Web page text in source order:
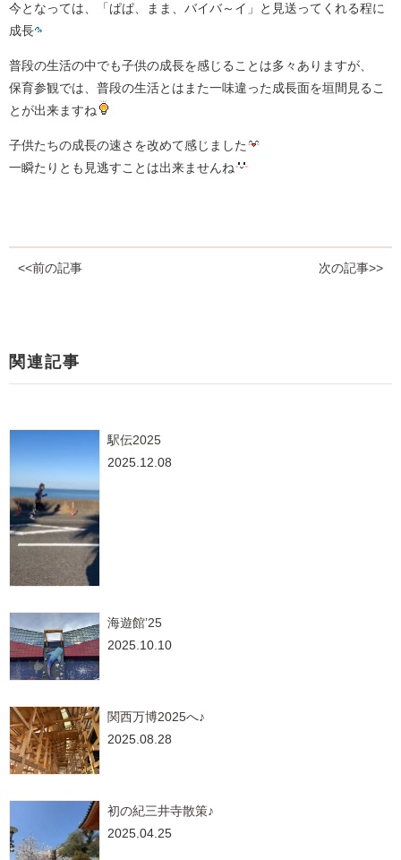
今となっては、「ぱぱ、まま、バイバ～イ」と見送ってくれる程に
成長
普段の生活の中でも子供の成長を感じることは多々ありますが、
保育参観では、普段の生活とはまた一味違った成長面を垣間見るこ
とが出来ますね
子供たちの成長の速さを改めて感じました
一瞬たりとも見逃すことは出来ませんね
<<前の記事 次の記事>>
関連記事
駅伝2025
2025.12.08
海遊館’25
2025.10.10
関西万博2025へ♪
2025.08.28
初の紀三井寺散策♪
2025.04.25